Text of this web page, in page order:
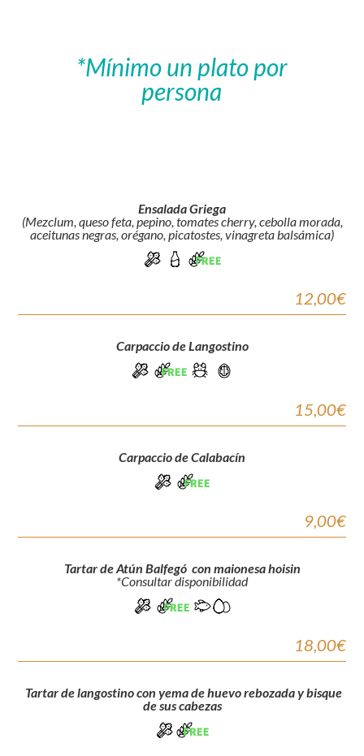
*Mínimo un plato por
persona
Ensalada Griega
(Mezclum, queso feta, pepino, tomates cherry, cebolla morada,
aceitunas negras, orégano, picatostes, vinagreta balsámica)
12,00€
Carpaccio de Langostino
15,00€
Carpaccio de Calabacín
9,00€
Tartar de Atún Balfegó con maionesa hoisin
*Consultar disponibilidad
18,00€
Tartar de langostino con yema de huevo rebozada y bisque
de sus cabezas